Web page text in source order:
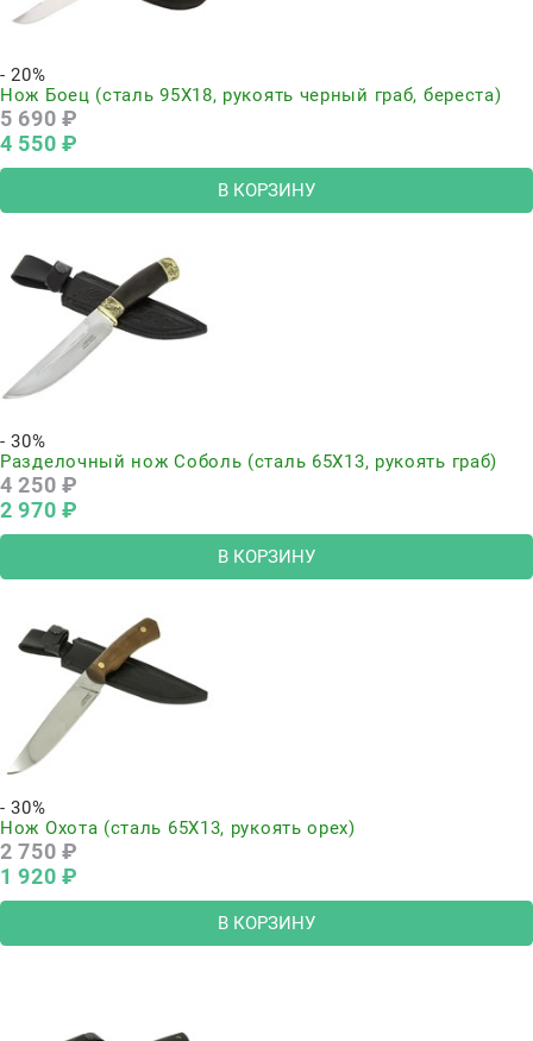
- 20%
Нож Боец (сталь 95Х18, рукоять черный граб, береста)
5 690 ₽
4 550 ₽
В КОРЗИНУ
- 30%
Разделочный нож Соболь (сталь 65Х13, рукоять граб)
4 250 ₽
2 970 ₽
В КОРЗИНУ
- 30%
Нож Охота (сталь 65Х13, рукоять орех)
2 750 ₽
1 920 ₽
В КОРЗИНУ